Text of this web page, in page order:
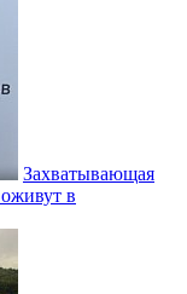
Захватывающая
в